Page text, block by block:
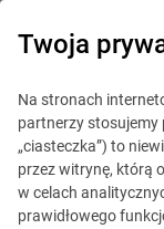
IT Board
Twoja
Na stronach
partnerzy stosujemy
„ciasteczka”) to
przez witrynę, którą
w celach
prawidłowego